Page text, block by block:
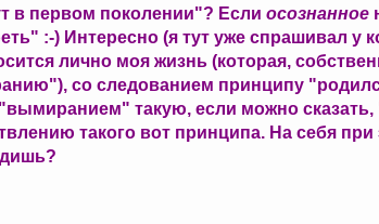
в первом поколении"? Если осознанное
:-) Интересно (я тут уже спрашивал у
лично моя жизнь (которая,
со следованием принципу
такую, если можно сказать,
такого вот принципа. На себя